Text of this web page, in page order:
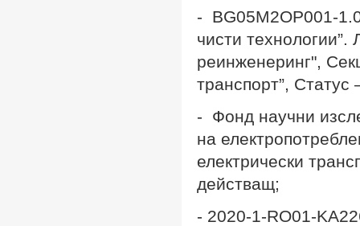
- BG05M2OP001-
чисти
реинженеринг",
транспорт”, Статус
- Фонд научни
на
електрически
действащ;
- 2020-1-RO01-